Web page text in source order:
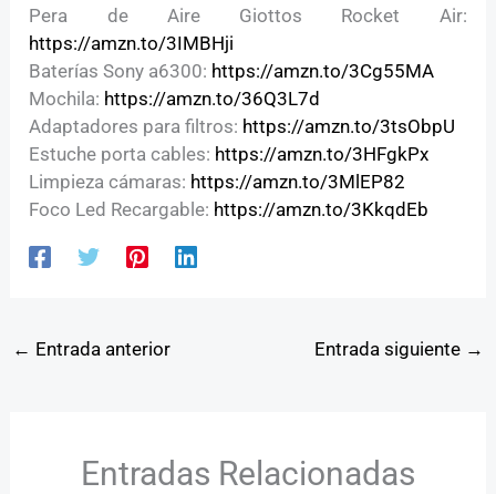
Pera de Aire Giottos Rocket Air:
https://amzn.to/3IMBHji
Baterías Sony a6300: https://amzn.to/3Cg55MA
Mochila: https://amzn.to/36Q3L7d
Adaptadores para filtros: https://amzn.to/3tsObpU
Estuche porta cables: https://amzn.to/3HFgkPx
Limpieza cámaras: https://amzn.to/3MlEP82
Foco Led Recargable: https://amzn.to/3KkqdEb
← Entrada anterior Entrada siguiente →
Entradas Relacionadas